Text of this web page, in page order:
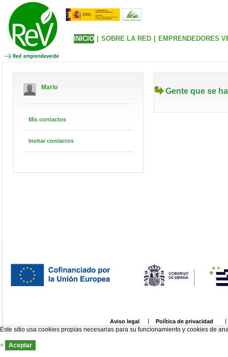
INICIO SOBRE LA RED EMPRENDEDORES
Mario
Mis contactos
Invitar contactos
Gente que se
Aviso legal Política de privacidad
Este sitio usa cookies propias necesarias para su funcionamiento y cookies de
× Aceptar